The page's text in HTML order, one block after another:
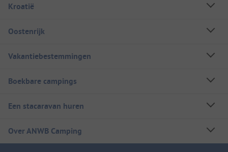
Kroatië
Oostenrijk
Vakantiebestemmingen
Boekbare campings
Een stacaravan huren
Over ANWB Camping